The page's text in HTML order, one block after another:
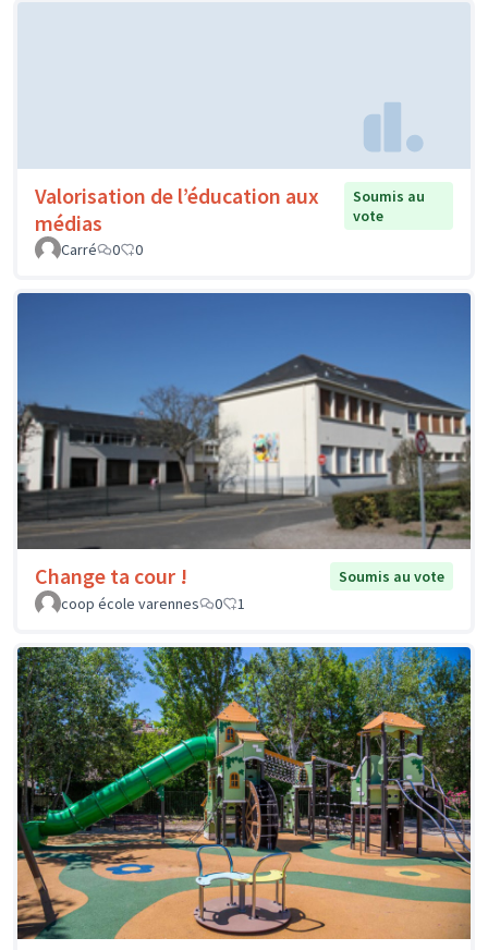
Valorisation de l’éducation aux
médias
Soumis au
vote
Carré
0 0
Change ta cour !
Soumis au vote
coop école varennes
0 1